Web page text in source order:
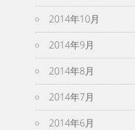
2014年10月
2014年9月
2014年8月
2014年7月
2014年6月